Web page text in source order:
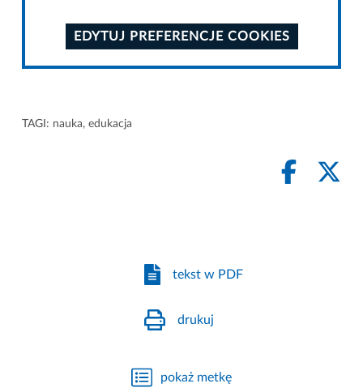
EDYTUJ PREFERENCJE COOKIES
TAGI: nauka, edukacja
tekst w PDF
drukuj
pokaż metkę